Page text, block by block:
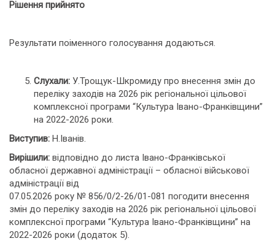
Рішення прийнято
Результати поіменного голосування додаються.
Слухали: У.Трощук-Шкромиду про внесення змін до
переліку заходів на 2026 рік регіональної цільової
комплексної програми “Культура Івано-Франківщини”
на 2022-2026 роки.
Виступив: Н.Іванів.
Вирішили: відповідно до листа Івано-Франківської
обласної державної адміністрації – обласної військової
адміністрації від
07.05.2026 року № 856/0/2-26/01-081 погодити внесення
змін до переліку заходів на 2026 рік регіональної цільової
комплексної програми “Культура Івано-Франківщини” на
2022-2026 роки (додаток 5).